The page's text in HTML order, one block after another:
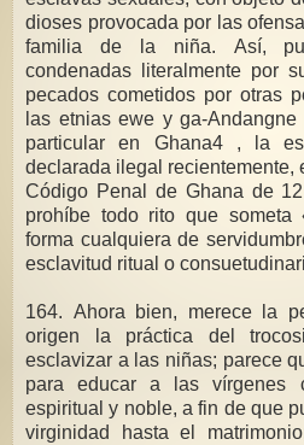
dioses provocada por las
familia de la niña. Así,
condenadas literalmente por
pecados cometidos por otras
las etnias ewe y ga-
particular en Ghana4 , la
declarada ilegal recientemente,
Código Penal de Ghana de
prohíbe todo rito que
forma cualquiera de
esclavitud ritual o
164. Ahora bien, merece la
origen la práctica del
esclavizar a las niñas; parece
para educar a las vírgenes
espiritual y noble, a fin de que
virginidad hasta el